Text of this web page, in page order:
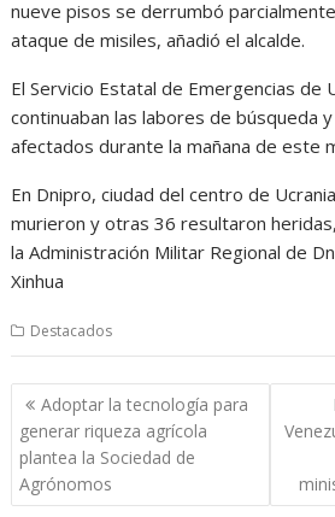
nueve pisos se derrumbó
ataque de misiles, añadió el alcalde.
El Servicio Estatal de Emergencias de
continuaban las labores de búsqueda
afectados durante la mañana de este
En Dnipro, ciudad del centro de
murieron y otras 36 resultaron
la Administración Militar Regional de
Xinhua
Destacados
Navegación
de
entradas
Adoptar la tecnología para
generar riqueza agrícola
plantea la Sociedad de
Agrónomos